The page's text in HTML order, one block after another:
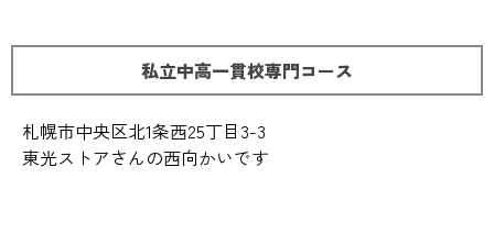
私立中高一貫校専門コース
札幌市中央区北1条西25丁目3-3
東光ストアさんの西向かいです